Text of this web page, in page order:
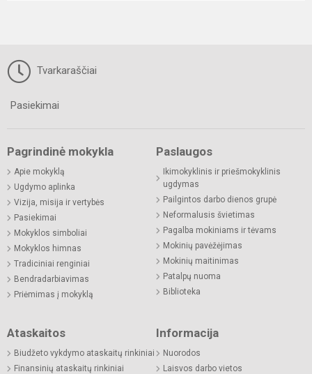
Tvarkaraščiai
Pasiekimai
Pagrindinė mokykla
Apie mokyklą
Ugdymo aplinka
Vizija, misija ir vertybės
Pasiekimai
Mokyklos simboliai
Mokyklos himnas
Tradiciniai renginiai
Bendradarbiavimas
Priėmimas į mokyklą
Paslaugos
Ikimokyklinis ir priešmokyklinis
ugdymas
Pailgintos darbo dienos grupė
Neformalusis švietimas
Pagalba mokiniams ir tėvams
Mokinių pavėžėjimas
Mokinių maitinimas
Patalpų nuoma
Biblioteka
Ataskaitos
Biudžeto vykdymo ataskaitų rinkiniai
Finansinių ataskaitų rinkiniai
Informacija
Nuorodos
Laisvos darbo vietos